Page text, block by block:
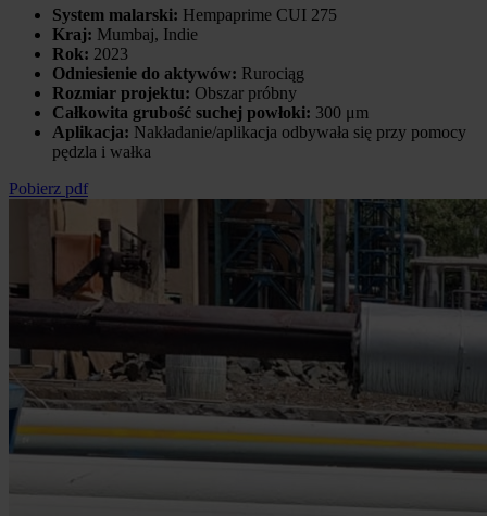
System malarski: Hempaprime CUI 275
Kraj: Mumbaj, Indie
Rok: 2023
Odniesienie do aktywów: Rurociąg
Rozmiar projektu: Obszar próbny
Całkowita grubość suchej powłoki: 300 μm
Aplikacja: Nakładanie/aplikacja odbywała się przy pomocy
pędzla i wałka
Pobierz pdf